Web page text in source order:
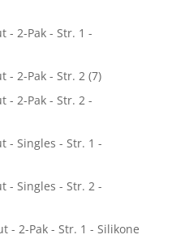
- 2-Pak - Str. 1 -
- 2-Pak - Str. 2 (7)
- 2-Pak - Str. 2 -
- Singles - Str. 1 -
- Singles - Str. 2 -
- 2-Pak - Str. 1 - Silikone